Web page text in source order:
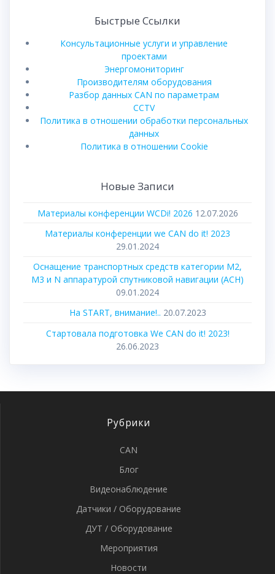
Быстрые Ссылки
Консультационные услуги и управление
проектами
Энергомониторинг
Производителям оборудования
Разбор данных CAN по параметрам
CCTV
Политика в отношении обработки персональных
данных
Политика в отношении Cookie
Новые Записи
Материалы конференции WCDi! 2026 12.07.2026
Материалы конференции we CAN do it! 2023
29.01.2024
Оснащение транспортных средств категории М2,
М3 и N аппаратурой спутниковой навигации (АСН)
09.01.2024
На START, внимание!.. 20.07.2023
Стартовала подготовка We CAN do it! 2023!
26.06.2023
Рубрики
CAN
Блог
Видеонаблюдение
Датчики / Оборудование
ДУТ / Оборудование
Мероприятия
Новости